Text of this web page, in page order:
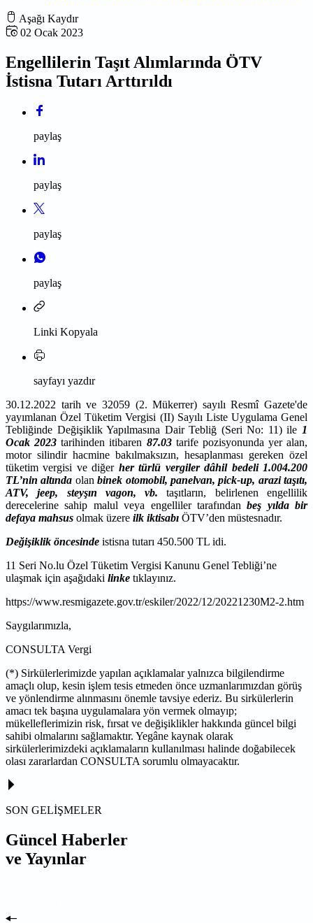
Aşağı Kaydır
02 Ocak 2023
Engellilerin Taşıt Alımlarında ÖTV
İstisna Tutarı Arttırıldı
paylaş
paylaş
paylaş
paylaş
Linki Kopyala
sayfayı yazdır
30.12.2022 tarih ve 32059 (2. Mükerrer) sayılı Resmî Gazete'de
yayımlanan Özel Tüketim Vergisi (II) Sayılı Liste Uygulama Genel
Tebliğinde Değişiklik Yapılmasına Dair Tebliğ (Seri No: 11) ile 1
Ocak 2023 tarihinden itibaren 87.03tarife pozisyonunda yer alan,
motor silindir hacmine bakılmaksızın, hesaplanması gereken özel
tüketim vergisi ve diğer her türlü vergiler dâhil bedeli 1.004.200
TL’nin altında olanbinek otomobil, panelvan, pick-up, arazi taşıtı,
ATV, jeep, steyşın vagon, vb. taşıtların, belirlenen engellilik
derecelerine sahip malul veya engelliler tarafındanbeş yılda bir
defaya mahsus olmak üzere ilk iktisabı ÖTV’den müstesnadır.
Değişiklik öncesinde istisna tutarı 450.500 TL idi.
11 Seri No.lu Özel Tüketim Vergisi Kanunu Genel Tebliği’ne
ulaşmak için aşağıdaki linke tıklayınız.
https://www.resmigazete.gov.tr/eskiler/2022/12/20221230M2-2.htm
Saygılarımızla,
CONSULTA Vergi
(*) Sirkülerlerimizde yapılan açıklamalar yalnızca bilgilendirme
amaçlı olup, kesin işlem tesis etmeden önce uzmanlarımızdan görüş
ve yönlendirme alınmasını önemle tavsiye ederiz. Bu sirkülerlerin
amacı tek başına uygulamalara yön vermek olmayıp;
mükelleflerimizin risk, fırsat ve değişiklikler hakkında güncel bilgi
sahibi olmalarını sağlamaktır. Yegâne kaynak olarak
sirkülerlerimizdeki açıklamaların kullanılması halinde doğabilecek
olası zararlardan CONSULTA sorumlu olmayacaktır.
SON GELİŞMELER
Güncel Haberler
ve Yayınlar